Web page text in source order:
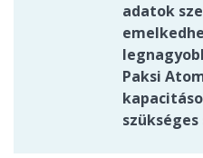
adatok
Paksi